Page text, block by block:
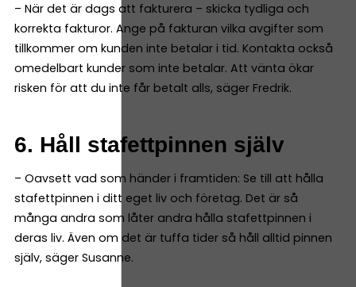
– När det är dags att fakturera – skicka tydliga och
korrekta fakturor. Ange på fakturan vilka avgifter som
tillkommer om kunden inte betalar i tid. Kontakta också
omedelbart kunder som inte betalar. Att vänta ökar
risken för att du inte får betalt alls, säger Fredrik.
6. Håll stafettpinnen själv
– Oavsett vad som händer i framtiden: Se till att hålla
stafettpinnen i ditt eget liv och företag. Det är så
många andra som låter andra hålla stafettpinnen i
deras liv. Även om det är tuffa tider så håll alltid pinnen
själv, säger Susanne.